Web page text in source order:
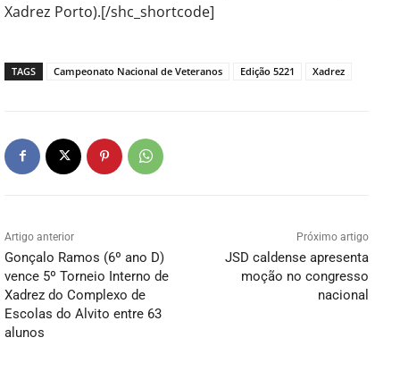
Xadrez Porto).[/shc_shortcode]
TAGS Campeonato Nacional de Veteranos Edição 5221 Xadrez
Artigo anterior
Gonçalo Ramos (6º ano D)
vence 5º Torneio Interno de
Xadrez do Complexo de
Escolas do Alvito entre 63
alunos
Próximo artigo
JSD caldense apresenta
moção no congresso
nacional